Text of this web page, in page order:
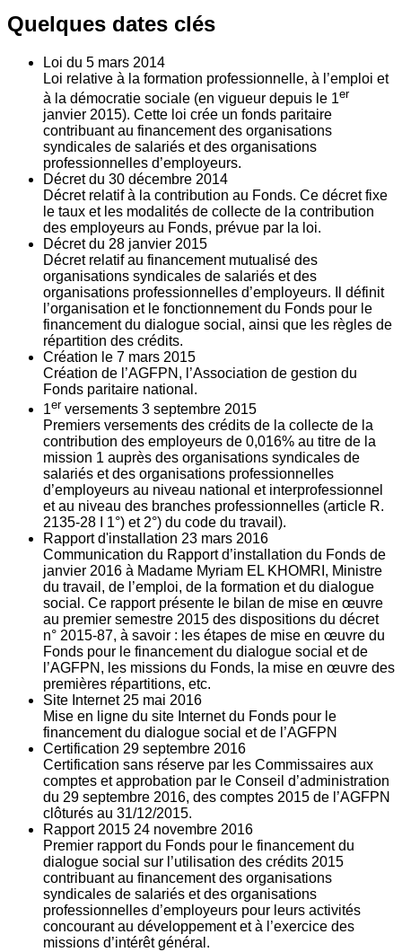
Quelques dates clés
Loi du 5 mars 2014
Loi relative à la formation professionnelle, à l’emploi et
à la démocratie sociale (en vigueur depuis le 1er
janvier 2015). Cette loi crée un fonds paritaire
contribuant au financement des organisations
syndicales de salariés et des organisations
professionnelles d’employeurs.
Décret du 30 décembre 2014
Décret relatif à la contribution au Fonds. Ce décret fixe
le taux et les modalités de collecte de la contribution
des employeurs au Fonds, prévue par la loi.
Décret du 28 janvier 2015
Décret relatif au financement mutualisé des
organisations syndicales de salariés et des
organisations professionnelles d’employeurs. Il définit
l’organisation et le fonctionnement du Fonds pour le
financement du dialogue social, ainsi que les règles de
répartition des crédits.
Création le 7 mars 2015
Création de l’AGFPN, l’Association de gestion du
Fonds paritaire national.
1er versements 3 septembre 2015
Premiers versements des crédits de la collecte de la
contribution des employeurs de 0,016% au titre de la
mission 1 auprès des organisations syndicales de
salariés et des organisations professionnelles
d’employeurs au niveau national et interprofessionnel
et au niveau des branches professionnelles (article R.
2135‐28 I 1°) et 2°) du code du travail).
Rapport d'installation 23 mars 2016
Communication du Rapport d’installation du Fonds de
janvier 2016 à Madame Myriam EL KHOMRI, Ministre
du travail, de l’emploi, de la formation et du dialogue
social. Ce rapport présente le bilan de mise en œuvre
au premier semestre 2015 des dispositions du décret
n° 2015-87, à savoir : les étapes de mise en œuvre du
Fonds pour le financement du dialogue social et de
l’AGFPN, les missions du Fonds, la mise en œuvre des
premières répartitions, etc.
Site Internet 25 mai 2016
Mise en ligne du site Internet du Fonds pour le
financement du dialogue social et de l’AGFPN
Certification 29 septembre 2016
Certification sans réserve par les Commissaires aux
comptes et approbation par le Conseil d’administration
du 29 septembre 2016, des comptes 2015 de l’AGFPN
clôturés au 31/12/2015.
Rapport 2015 24 novembre 2016
Premier rapport du Fonds pour le financement du
dialogue social sur l’utilisation des crédits 2015
contribuant au financement des organisations
syndicales de salariés et des organisations
professionnelles d’employeurs pour leurs activités
concourant au développement et à l’exercice des
missions d’intérêt général.